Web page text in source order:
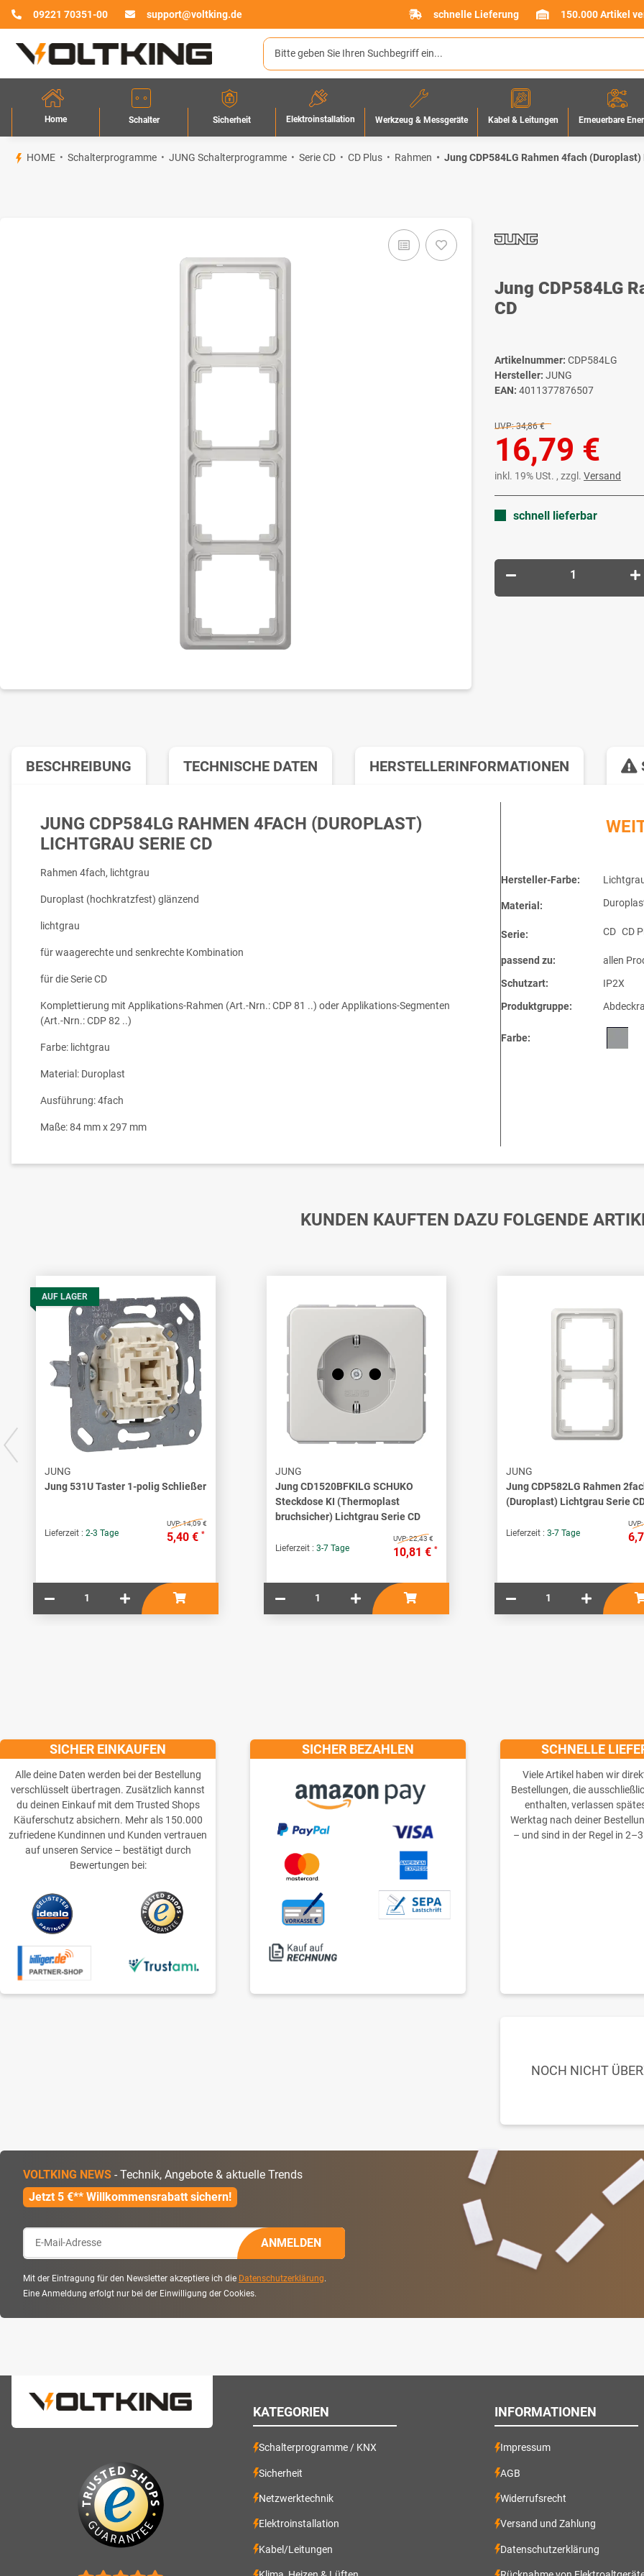
09221 70351-00 support@voltking.de schnelle Lieferung 150.000 Artikel
Home Schalter Sicherheit Elektroinstallation Werkzeug & Messgeräte Kabel & Leitungen Erneuerbare
HOME Schalterprogramme JUNG Schalterprogramme Serie CD CD Plus Rahmen Jung CDP584LG Rahmen 4fach
Jung CDP584LG
CD
Artikelnummer: CDP584LG
Hersteller: JUNG
EAN: 4011377876507
UVP: 34,86 €
16,79 €
inkl. 19% USt. , zzgl. Versand
schnell lieferbar
BESCHREIBUNG TECHNISCHE DATEN HERSTELLERINFORMATIONEN
JUNG CDP584LG RAHMEN 4FACH (DUROPLAST)
LICHTGRAU SERIE CD
Rahmen 4fach, lichtgrau
Duroplast (hochkratzfest) glänzend
lichtgrau
für waagerechte und senkrechte Kombination
für die Serie CD
Komplettierung mit Applikations-Rahmen (Art.-Nrn.: CDP 81 ..) oder Applikations-Segmenten
(Art.-Nrn.: CDP 82 ..)
Farbe: lichtgrau
Material: Duroplast
Ausführung: 4fach
Maße: 84 mm x 297 mm
Hersteller-Farbe:
Material:
Serie: CD CD
passend zu:
allen
Schutzart:
IP2X
Produktgruppe:
Farbe:
KUNDEN KAUFTEN DAZU FOLGENDE
AUF LAGER
JUNG
Jung 531U Taster 1-polig Schließer
Lieferzeit : 2-3 Tage
UVP:14,09 €
5,40 € *
JUNG
Jung CD1520BFKILG SCHUKO
Steckdose KI (Thermoplast
bruchsicher) Lichtgrau Serie CD
Lieferzeit : 3-7 Tage
UVP:22,43 €
10,81 € *
JUNG
Jung CDP582LG Rahmen
(Duroplast) Lichtgrau Serie
Lieferzeit : 3-7 Tage
UVP:
VOLTKING NEWS - Technik, Angebote & aktuelle Trends
Jetzt 5 €** Willkommensrabatt sichern!
ANMELDEN
Mit der Eintragung für den Newsletter akzeptiere ich die Datenschutzerklärung.
Eine Anmeldung erfolgt nur bei der Einwilligung der Cookies.
SICHER EINKAUFEN
Alle deine Daten werden bei der Bestellung
verschlüsselt übertragen. Zusätzlich kannst
du deinen Einkauf mit dem Trusted Shops
Käuferschutz absichern. Mehr als 150.000
zufriedene Kundinnen und Kunden vertrauen
auf unseren Service – bestätigt durch
Bewertungen bei:
SICHER BEZAHLEN SCHNELLE
Viele Artikel haben wir
Bestellungen, die
enthalten, verlassen
Werktag nach deiner
– und sind in der Regel in
NOCH NICHT
KATEGORIEN
Schalterprogramme / KNX
Sicherheit
Netzwerktechnik
Elektroinstallation
Kabel/Leitungen
INFORMATIONEN
Impressum
AGB
Widerrufsrecht
Versand und Zahlung
Datenschutzerklärung